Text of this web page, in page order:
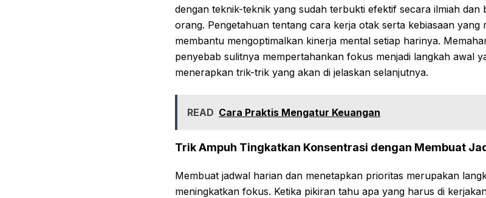
dengan teknik-teknik yang sudah terbukti efektif secara ilmiah dan
orang. Pengetahuan tentang cara kerja otak serta kebiasaan yang
membantu mengoptimalkan kinerja mental setiap harinya.
penyebab sulitnya mempertahankan fokus menjadi langkah awal
menerapkan trik-trik yang akan di jelaskan selanjutnya.
READ Cara Praktis Mengatur Keuangan
Trik Ampuh Tingkatkan Konsentrasi dengan Membuat
Membuat jadwal harian dan menetapkan prioritas merupakan
meningkatkan fokus. Ketika pikiran tahu apa yang harus di